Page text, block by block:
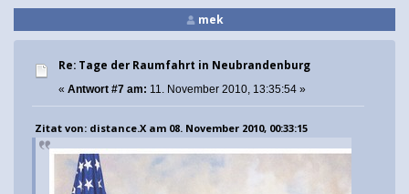
mek
Re: Tage der Raumfahrt in Neubrandenburg
« Antwort #7 am: 11. November 2010, 13:35:54 »
Zitat von: distance.X am 08. November 2010, 00:33:15